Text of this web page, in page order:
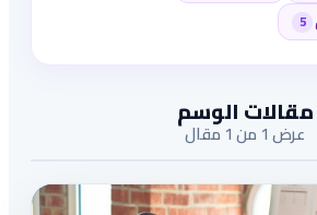
5
مقالات الوسم
عرض 1 من 1 مقال